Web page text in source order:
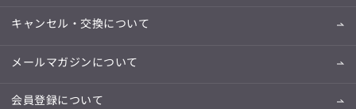
キャンセル・交換について
メールマガジンについて
会員登録について